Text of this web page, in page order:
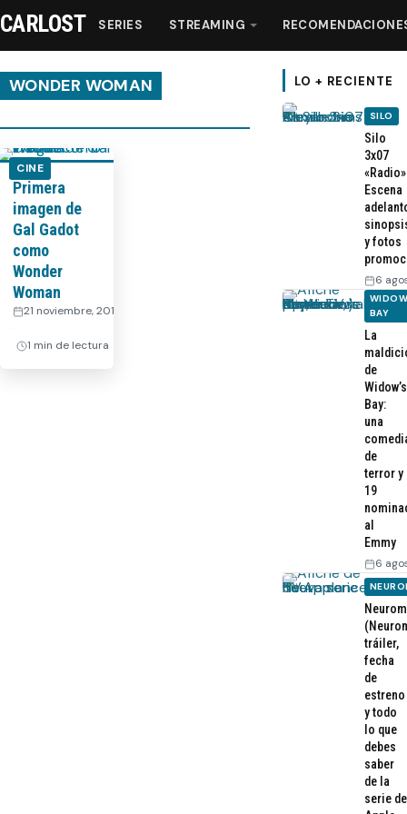
Streaming
Recomendaciones
Videos
Webisodios
CARLOST SERIES STREAMING
WONDER WOMAN
CINE
Primera
imagen de
Gal Gadot
como
Wonder
Woman
21 noviembre, 2015
1 min de lectura
LO + RECIENTE
SILO
Silo
3x07
Escena
y fotos
6
BAY
La
de
Widow’s
Bay:
una
de
terror y
19
al
Emmy
6
tráiler,
fecha
de
estreno
y todo
lo que
debes
saber
de la
serie de